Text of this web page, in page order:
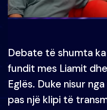
Debate të shumta
fundit mes Liamit
Eglës. Duke nisur
pas një klipi të